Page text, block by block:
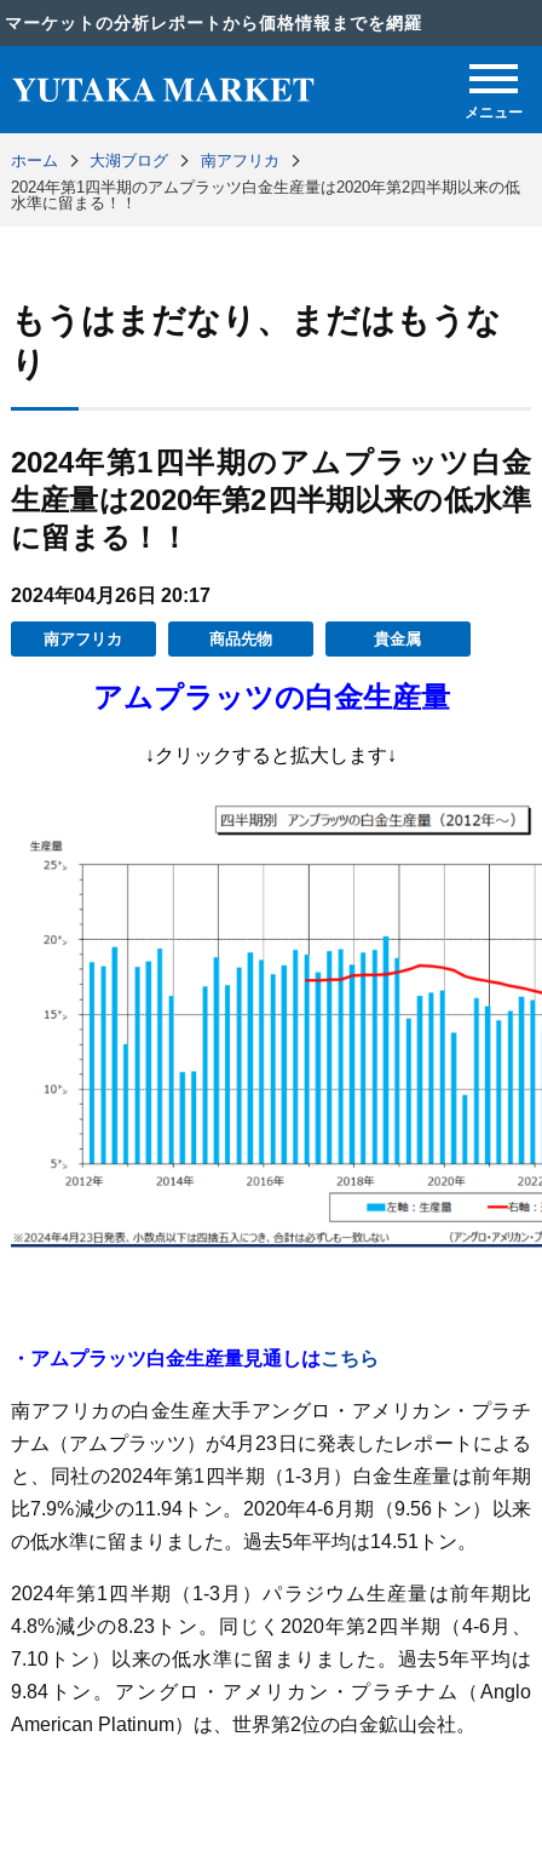
マーケットの分析レポートから価格情報までを網羅
メニュー
ホーム 大湖ブログ
南アフリカ
2024年第1四半期のアムプラッツ白金生産量は2020年第2四半期以来の低
水準に留まる！！
もうはまだなり、まだはもうな
り
2024年第1四半期のアムプラッツ白金
生産量は2020年第2四半期以来の低水準
に留まる！！
2024年04月26日 20:17
南アフリカ 商品先物 貴金属
アムプラッツの白金生産量
↓クリックすると拡大します↓
・アムプラッツ白金生産量見通しはこちら
南アフリカの白金生産大手アングロ・アメリカン・プラチ
ナム（アムプラッツ）が4月23日に発表したレポートによる
と、同社の2024年第1四半期（1-3月）白金生産量は前年期
比7.9%減少の11.94トン。2020年4-6月期（9.56トン）以来
の低水準に留まりました。過去5年平均は14.51トン。
2024年第1四半期（1-3月）パラジウム生産量は前年期比
4.8%減少の8.23トン。同じく2020年第2四半期（4-6月、
7.10トン）以来の低水準に留まりました。過去5年平均は
9.84トン。アングロ・アメリカン・プラチナム（Anglo
American Platinum）は、世界第2位の白金鉱山会社。